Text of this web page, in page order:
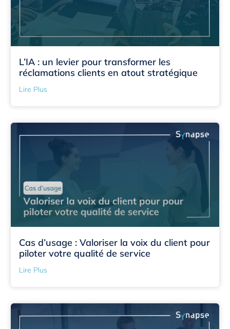
L’IA : un levier pour transformer les
réclamations clients en atout stratégique
Lire Plus
Cas d’usage : Valoriser la voix du client pour
piloter votre qualité de service
Lire Plus